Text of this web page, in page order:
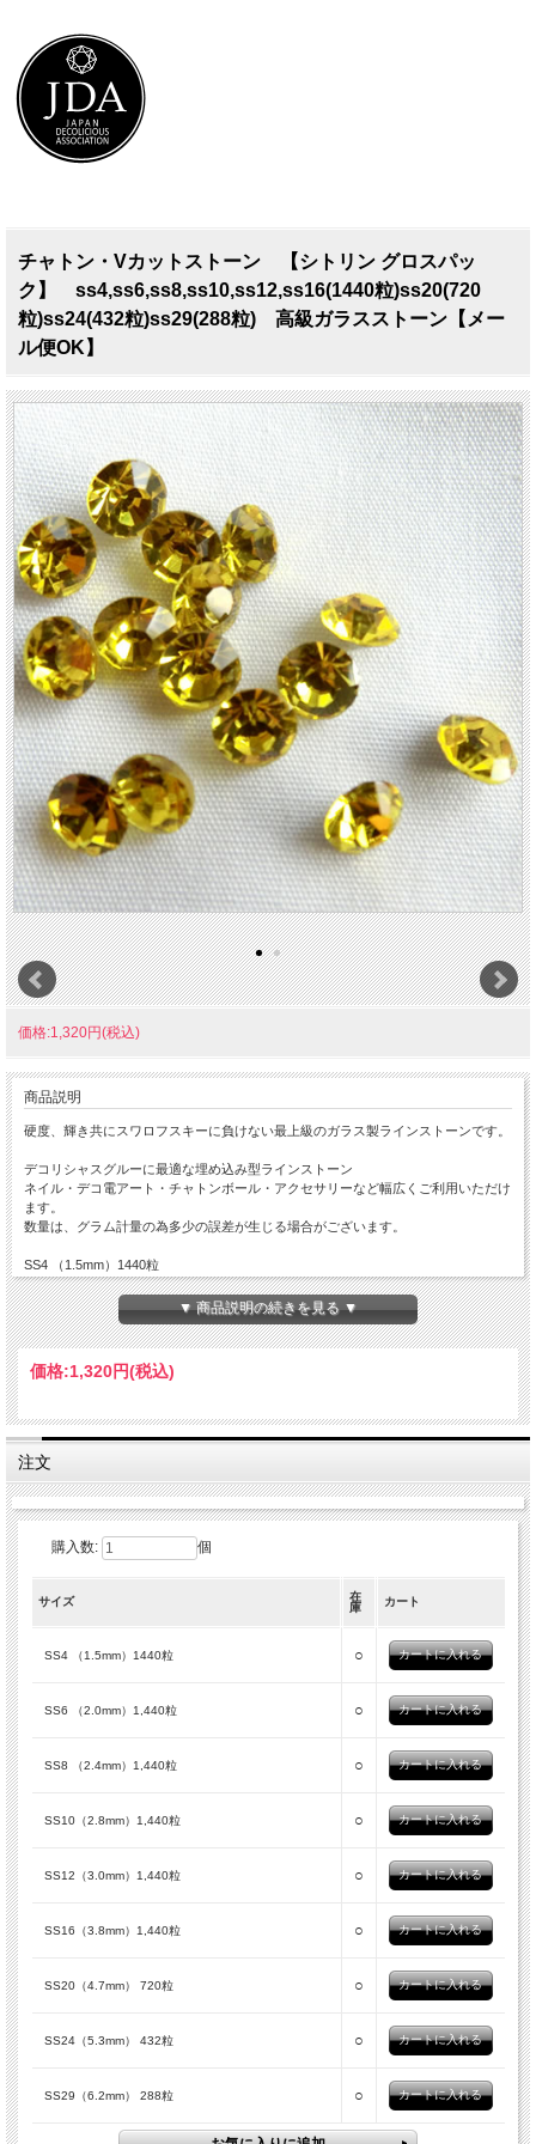
チャトン・Vカットストーン 【シトリン グロスパッ
ク】 ss4,ss6,ss8,ss10,ss12,ss16(1440粒)ss20(720
粒)ss24(432粒)ss29(288粒) 高級ガラスストーン【メー
ル便OK】
価格:1,320円(税込)
商品説明
硬度、輝き共にスワロフスキーに負けない最上級のガラス製ラインストーンです。
デコリシャスグルーに最適な埋め込み型ラインストーン
ネイル・デコ電アート・チャトンボール・アクセサリーなど幅広くご利用いただけ
ます。
数量は、グラム計量の為多少の誤差が生じる場合がございます。
SS4 （1.5mm）1440粒
SS6 （2.0mm）1440粒
SS8 （2.4mm）1440粒
SS10（2.8mm）1440粒
SS12（3.0mm）1440粒
SS16（3.8mm）1440粒
SS20（4.7mm）720粒
SS29（6.2mm）288粒
▼ 商品説明の続きを見る ▼
価格:1,320円(税込)
注文
購入数: 個
サイズ
在
庫
カート
SS4 （1.5mm）1440粒 ○
SS6 （2.0mm）1,440粒 ○
SS8 （2.4mm）1,440粒 ○
SS10（2.8mm）1,440粒 ○
SS12（3.0mm）1,440粒 ○
SS16（3.8mm）1,440粒 ○
SS20（4.7mm） 720粒 ○
SS24（5.3mm） 432粒 ○
SS29（6.2mm） 288粒 ○